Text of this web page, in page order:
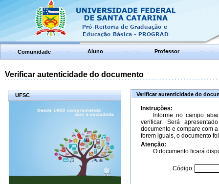
Comunidade Aluno Professor
Verificar autenticidade do documento
UFSC Verificar autenticidade do
Instruções:
Informe no campo
verificar. Será
documento e compare com
forem iguais, o documento
Atenção:
O documento ficará
Código: